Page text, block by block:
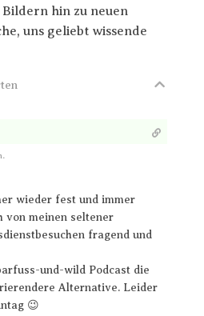
hin zu neuen
uns geliebt wissende
wieder fest und immer
von meinen seltener
fragend und
und-wild Podcast die
Alternative. Leider
😉